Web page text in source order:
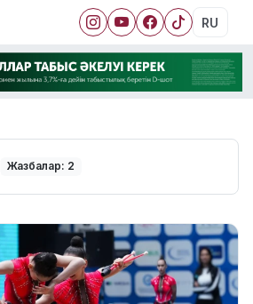
RU
Жазбалар: 2